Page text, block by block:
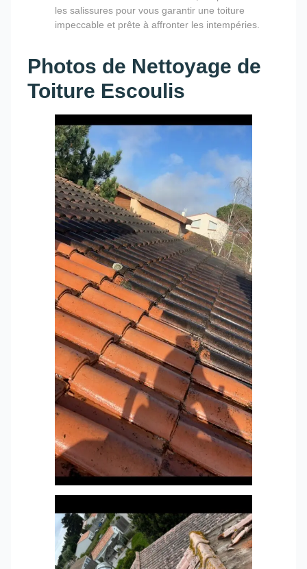
les salissures pour vous garantir une toiture
impeccable et prête à affronter les intempéries.
Photos de Nettoyage de
Toiture Escoulis